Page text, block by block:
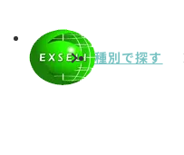
種別で探す